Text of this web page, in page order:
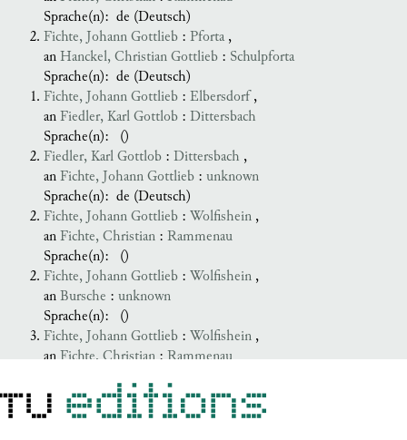
Sprache(n): de (Deutsch)
Fichte, Johann Gottlieb : Pforta ,
anHanckel, Christian Gottlieb : Schulpforta
Sprache(n): de (Deutsch)
Fichte, Johann Gottlieb : Elbersdorf,
anFiedler, Karl Gottlob : Dittersbach
Sprache(n):
()
Fiedler, Karl Gottlob : Dittersbach ,
anFichte, Johann Gottlieb : unknown
Sprache(n): de (Deutsch)
Fichte, Johann Gottlieb : Wolfishein ,
anFichte, Christian : Rammenau
Sprache(n):
()
Fichte, Johann Gottlieb : Wolfishein ,
anBursche : unknown
Sprache(n):
()
Fichte, Johann Gottlieb : Wolfishein ,
an Fichte, Christian : Rammenau
Fichte, Johann Gottlieb :Wolfshain,
an
Nestler, Karl Christoph: Bauzen